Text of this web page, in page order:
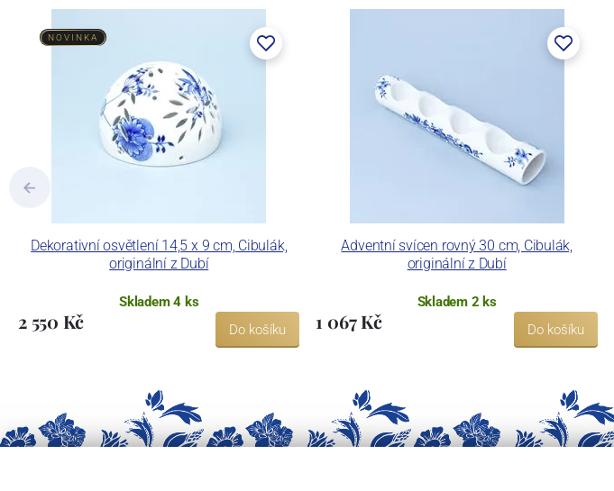
Dekorativní osvětlení 14,5 x 9 cm, Cibulák,
originální z Dubí
NOVINKA
Skladem 4 ks
2 550 Kč Do košíku
Adventní svícen rovný 30 cm, Cibulák,
originální z Dubí
Skladem 2 ks
1 067 Kč Do košíku